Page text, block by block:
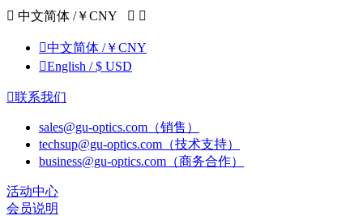
 中文简体 /￥CNY  
中文简体 /￥CNY
English / $ USD
联系我们
sales@gu-optics.com（销售）
techsup@gu-optics.com（技术支持）
business@gu-optics.com（商务合作）
活动中心
会员说明